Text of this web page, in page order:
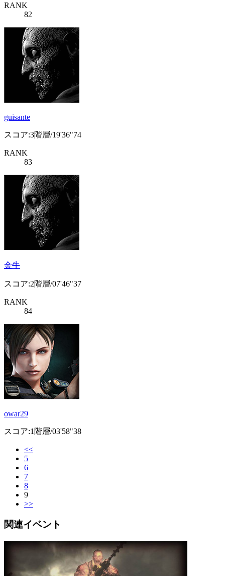
RANK
82
guisante
スコア:3階層/19'36"74
RANK
83
金牛
スコア:2階層/07'46"37
RANK
84
owar29
スコア:1階層/03'58"38
<<
5
6
7
8
9
>>
関連イベント